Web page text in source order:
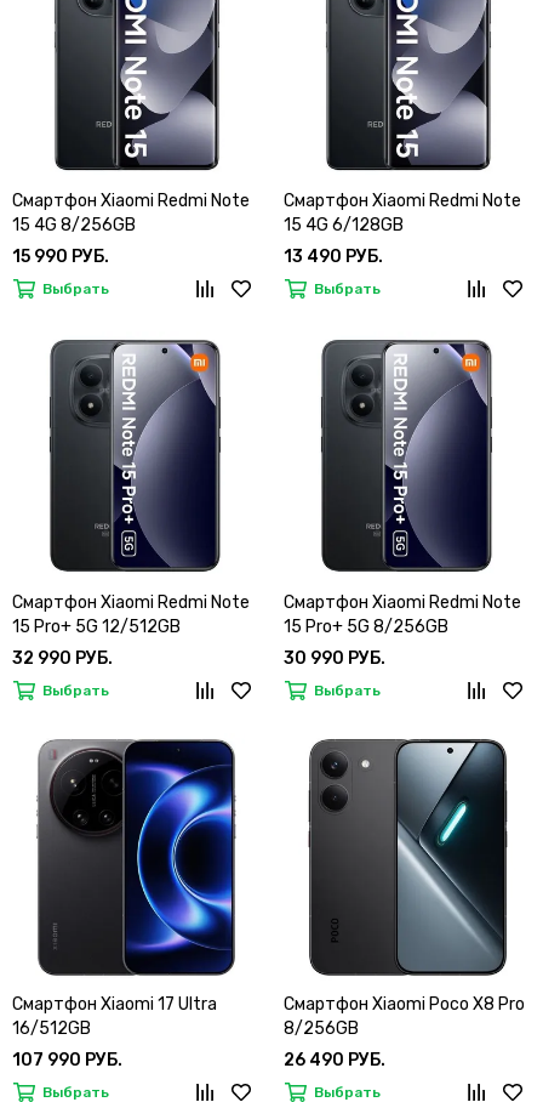
Смартфон Xiaomi Redmi Note
15 4G 8/256GB
15 990 РУБ.
Выбрать
Смартфон Xiaomi Redmi Note
15 4G 6/128GB
13 490 РУБ.
Выбрать
Смартфон Xiaomi Redmi Note
15 Pro+ 5G 12/512GB
32 990 РУБ.
Выбрать
Смартфон Xiaomi Redmi Note
15 Pro+ 5G 8/256GB
30 990 РУБ.
Выбрать
Смартфон Xiaomi 17 Ultra
16/512GB
107 990 РУБ.
Выбрать
Смартфон Xiaomi Poco X8 Pro
8/256GB
26 490 РУБ.
Выбрать